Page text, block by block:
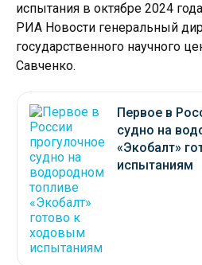
испытания в октябре 2024
РИА Новости генеральный
государственного научного
Савченко.
Первое в
судно на
«Экобалт»
испытаниям